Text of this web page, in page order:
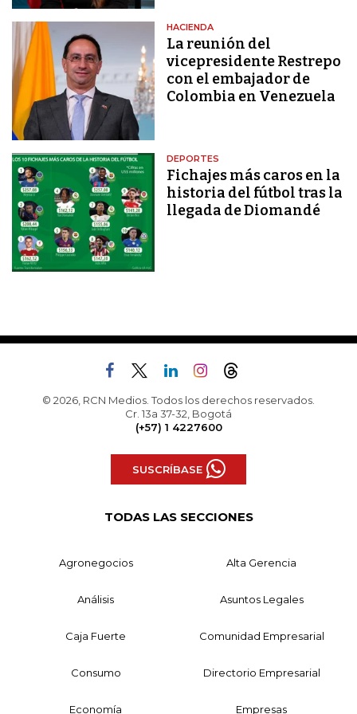
HACIENDA
La reunión del
vicepresidente Restrepo
con el embajador de
Colombia en Venezuela
DEPORTES
Fichajes más caros en la
historia del fútbol tras la
llegada de Diomandé
© 2026, RCN Medios. Todos los derechos reservados.
Cr. 13a 37-32, Bogotá
(+57) 1 4227600
SUSCRÍBASE
TODAS LAS SECCIONES
Agronegocios Alta Gerencia
Análisis Asuntos Legales
Caja Fuerte Comunidad Empresarial
Consumo Directorio Empresarial
Economía Empresas